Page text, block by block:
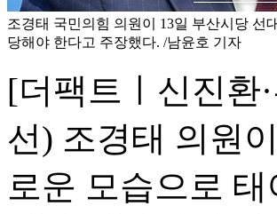
조경태 국민의힘 의원이 13일 부산시당 선
당해야 한다고 주장했다. /남윤호 기자
[더팩트ㅣ신진환
선) 조경태 의원
로운 모습으로